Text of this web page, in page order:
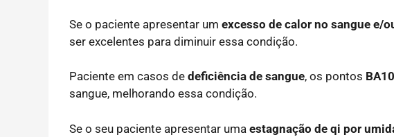
Se o paciente apresentar um excesso de calor no sangue e/
ser excelentes para diminuir essa condição.
Paciente em casos de deficiência de sangue, os pontos
sangue, melhorando essa condição.
Se o seu paciente apresentar uma estagnação de qi por